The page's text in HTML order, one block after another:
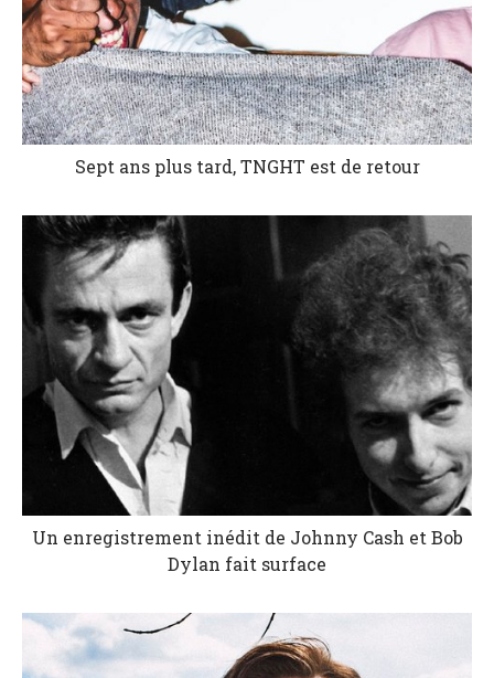
Sept ans plus tard, TNGHT est de retour
Un enregistrement inédit de Johnny Cash et Bob
Dylan fait surface